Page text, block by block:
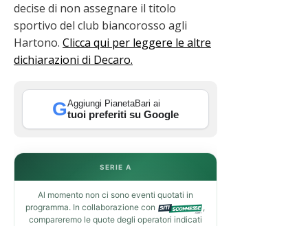
decise di non assegnare il titolo
sportivo del club biancorosso agli
Hartono. Clicca qui per leggere le altre
dichiarazioni di Decaro.
GAggiungi PianetaBari ai
tuoi preferiti su Google
SERIE A
Al momento non ci sono eventi quotati in
programma. In collaborazione con
,
compareremo le quote degli operatori indicati